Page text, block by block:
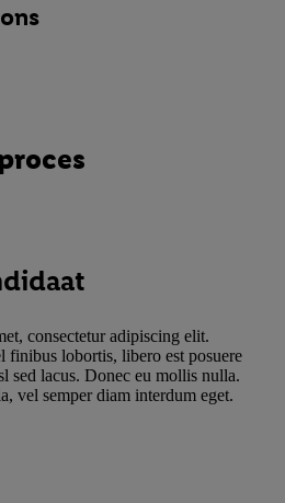
consectetur adipiscing elit.
finibus lobortis, libero est posuere
sed lacus. Donec eu mollis nulla.
vel semper diam interdum eget.